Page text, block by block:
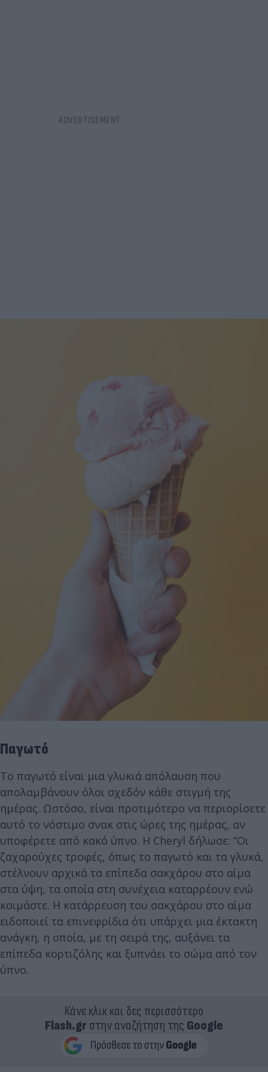
Παγωτό
Το παγωτό είναι μια γλυκιά απόλαυση που
απολαμβάνουν όλοι σχεδόν κάθε στιγμή της
ημέρας. Ωστόσο, είναι προτιμότερο να περιορίσετε
αυτό το νόστιμο σνακ στις ώρες της ημέρας, αν
υποφέρετε από κακό ύπνο. Η Cheryl δήλωσε: “Οι
ζαχαρούχες τροφές, όπως το παγωτό και τα γλυκά,
στέλνουν αρχικά τα επίπεδα σακχάρου στο αίμα
στα ύψη, τα οποία στη συνέχεια καταρρέουν ενώ
κοιμάστε. Η κατάρρευση του σακχάρου στο αίμα
ειδοποιεί τα επινεφρίδια ότι υπάρχει μια έκτακτη
ανάγκη, η οποία, με τη σειρά της, αυξάνει τα
επίπεδα κορτιζόλης και ξυπνάει το σώμα από τον
ύπνο.
Κάνε κλικ και δες περισσότερο
Flash.grστην αναζήτηση της Google